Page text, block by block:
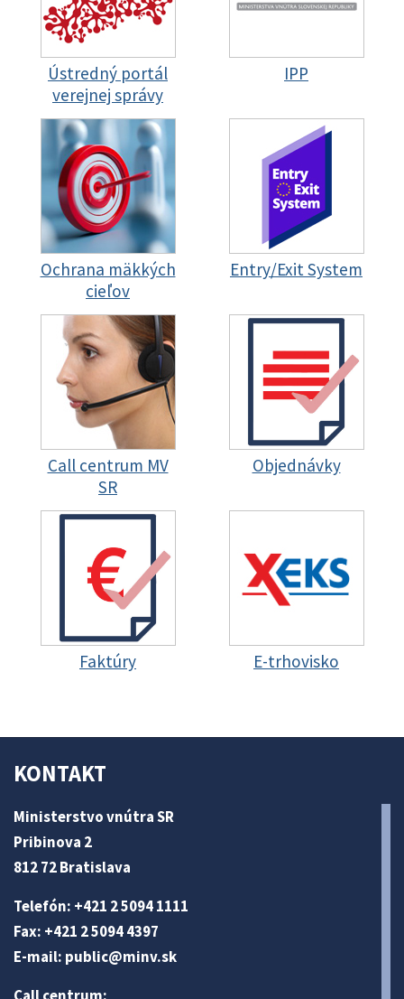
Ústredný portál
verejnej správy
IPP
Ochrana mäkkých
cieľov
Entry/Exit System
Call centrum MV
SR
Objednávky
Faktúry E-trhovisko
KONTAKT
Ministerstvo vnútra SR
Pribinova 2
812 72 Bratislava
Telefón: +421 2 5094 1111
Fax: +421 2 5094 4397
E-mail: public@minv.sk